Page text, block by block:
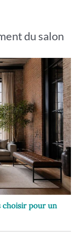
du salon
choisir pour un